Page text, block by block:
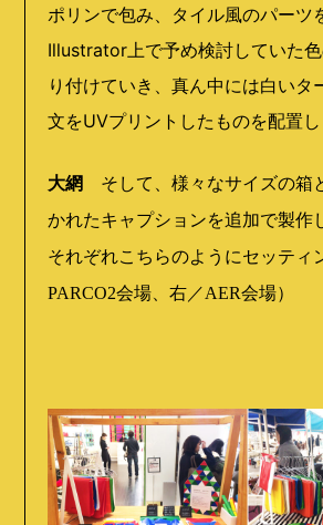
ポリンで包み、タイル風のパーツ
Illustrator上で予め検討していた
り付けていき、真ん中には白いタ
文をUVプリントしたものを配置し
大網
そして、様々なサイズの箱
かれたキャプションを追加で製作
それぞれこちらのようにセッティ
PARCO2会場、右／AER会場）